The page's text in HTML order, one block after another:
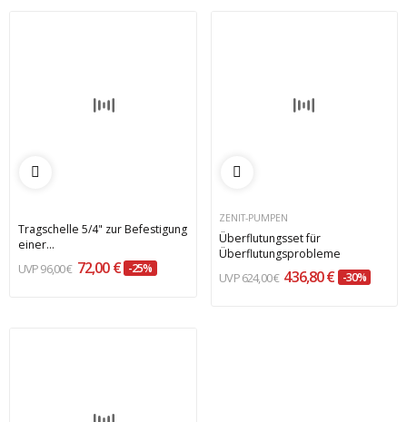
Tragschelle 5/4" zur Befestigung
einer...
96,00 € 72,00 € -25%
ZENIT-PUMPEN
Überflutungsset für
Überflutungsprobleme
624,00 € 436,80 € -30%